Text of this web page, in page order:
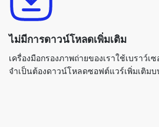
ไม่มีการดาวน์โหลดเพิ่มเติม
เครื่องมือกรองภาพถ่ายของเราใช้เบราว์
จำเป็นต้องดาวน์โหลดซอฟต์แวร์เพิ่มเติ